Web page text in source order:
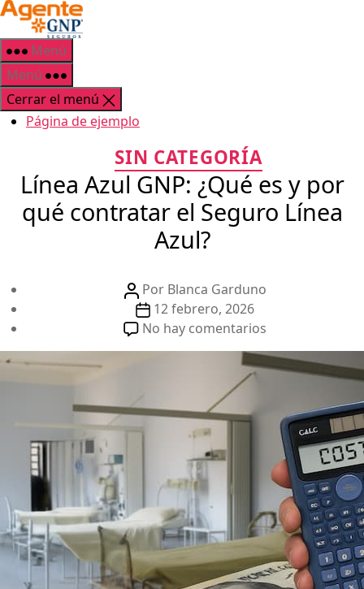
Saltar
contenido
GNP
Seguros
Menú
Menú
Cerrar el menú
Página de ejemplo
Categorías
SIN CATEGORÍA
Línea Azul GNP: ¿Qué es y por
qué contratar el Seguro Línea
Azul?
Autor
de
la
publicación
Por Blanca Garduno
Fecha
de
la
12 febrero, 2026
No hay comentarios
Línea
Azul
por
qué
contratar
el
Seguro
Línea
Azul?